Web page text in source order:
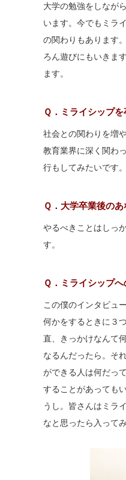
大学の勉強をしなが
います。今でもミラ
の関わりもあります
ろん遊びにもいきま
ます。
Ｑ．ミライシップ
社会との関わりを増
教育業界に深く関わ
行もしてみたいです。
Ｑ．大学卒業後の
やるべきことはしっ
す。
Ｑ．ミライシップ
この僕のインタビュ
何かをするときに３
直、きっかけなんて
なるんだったら。そ
ができる人は何だっ
することがあっても
うし。皆さんはミラ
なと思ったら入って